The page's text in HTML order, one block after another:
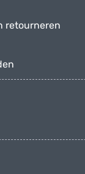
retourneren